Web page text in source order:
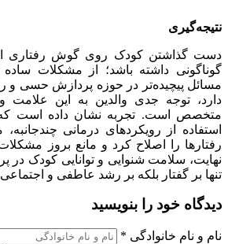
نتیجه‌گیری
دست گذاشتن کودک روی گوش رفتاری
گوناگونی داشته باشد؛ از مشکلات
مسائل پیچیده‌تر در حوزه پردازش حسی و
دارد، توجه جدی والدین به این علامت
متخصص است. تجربه نشان داده است
استفاده از رویکردهای درمانی
رفتارها را اصلاح کرد و مانع بروز مشکلات
نهایت، سلامت شنوایی و توانایی کودک
تنها بر گفتار بلکه بر رشد عاطفی و اجتماعی
دیدگاه خود را بنویسید
نام و نام خانوادگی *